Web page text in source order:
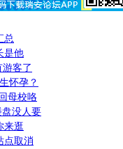
总
是他
游客了
怀孕？
母校咯
盘没人要
来逛
点取消